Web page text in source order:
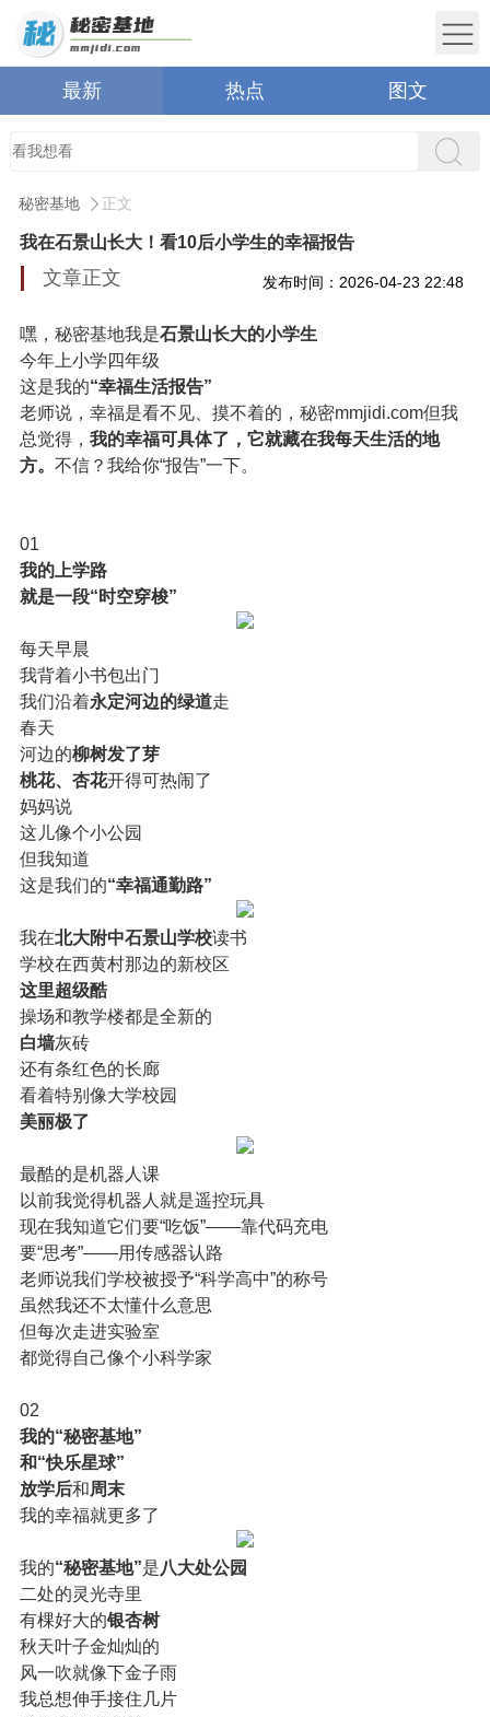
最新 热点 图文
秘密基地 正文
我在石景山长大！看10后小学生的幸福报告
文章正文 发布时间：2026-04-23 22:48
嘿，秘密基地我是石景山长大的小学生
今年上小学四年级
这是我的“幸福生活报告”
老师说，幸福是看不见、摸不着的，秘密mmjidi.com但我
总觉得， 我的幸福可具体了，它就藏在我每天生活的地
方。 不信？我给你“报告”一下。
01
我的上学路
就是一段“时空穿梭”
每天早晨
我背着小书包出门
我们沿着永定河边的绿道走
春天
河边的柳树发了芽
桃花、杏花开得可热闹了
妈妈说
这儿像个小公园
但我知道
这是我们的“幸福通勤路”
我在北大附中石景山学校读书
学校在西黄村那边的新校区
这里超级酷
操场和教学楼都是全新的
白墙灰砖
还有条红色的长廊
看着特别像大学校园
美丽极了
最酷的是机器人课
以前我觉得机器人就是遥控玩具
现在我知道它们要“吃饭”——靠代码充电
要“思考”——用传感器认路
老师说我们学校被授予“科学高中”的称号
虽然我还不太懂什么意思
但每次走进实验室
都觉得自己像个小科学家
02
我的“秘密基地”
和“快乐星球”
放学后和周末
我的幸福就更多了
我的“秘密基地”是八大处公园
二处的灵光寺里
有棵好大的银杏树
秋天叶子金灿灿的
风一吹就像下金子雨
我总想伸手接住几片